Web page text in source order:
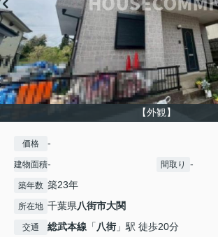
【外観】
価格 -
建物面積- 間取り -
築年数 築23年
所在地 千葉県八街市大関
交通 総武本線 「八街」駅 徒歩20分